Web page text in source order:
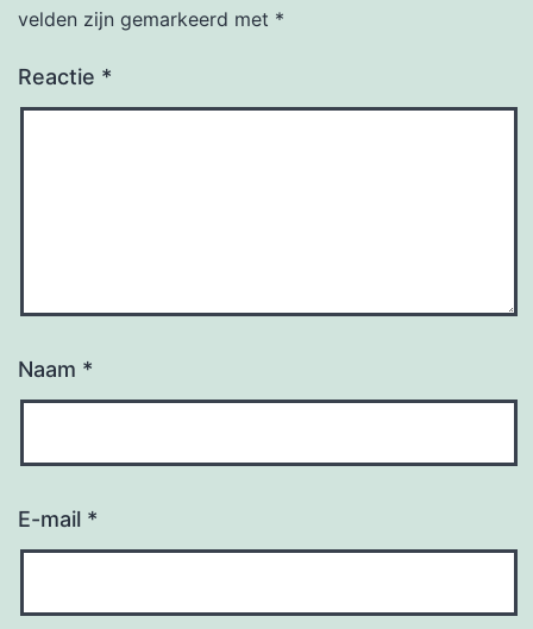
velden zijn gemarkeerd met *
Reactie *
Naam *
E-mail *